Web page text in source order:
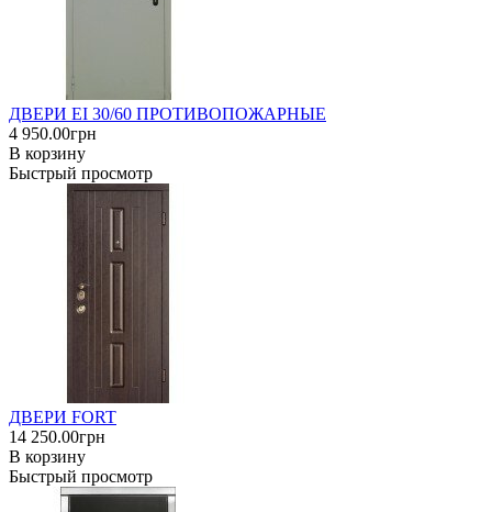
ДВЕРИ EI 30/60 ПРОТИВОПОЖАРНЫЕ
4 950.00грн
В корзину
Быстрый просмотр
ДВЕРИ FORT
14 250.00грн
В корзину
Быстрый просмотр